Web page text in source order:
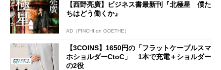
【西野亮廣】ビジネス書最新刊『北極星 僕た
ちはどう働くか』
AD（FINCHI on GOETHE）
【3COINS】1650円の「フラットケーブルスマ
ホショルダーCtoC」 1本で充電＋ショルダー
の2役